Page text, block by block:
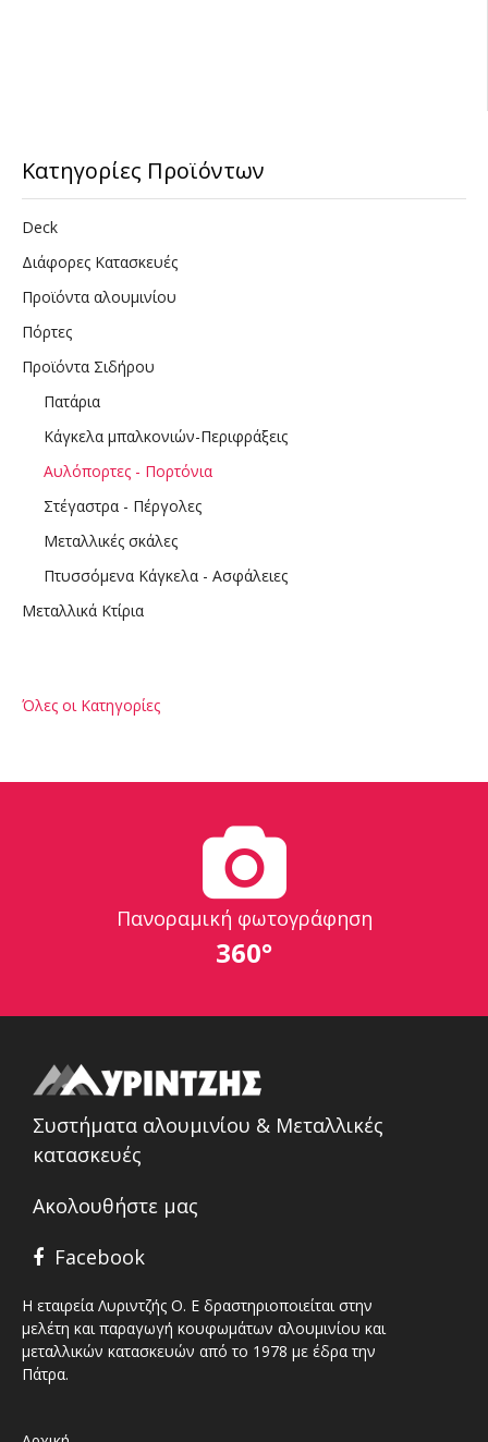
Κατηγορίες Προϊόντων
Deck
Διάφορες Κατασκευές
Προϊόντα αλουμινίου
Πόρτες
Προϊόντα Σιδήρου
Πατάρια
Κάγκελα μπαλκονιών-Περιφράξεις
Αυλόπορτες - Πορτόνια
Στέγαστρα - Πέργολες
Μεταλλικές σκάλες
Πτυσσόμενα Κάγκελα - Ασφάλειες
Μεταλλικά Κτίρια
Όλες οι Κατηγορίες
Πανοραμική φωτογράφηση
360°
Συστήματα αλουμινίου & Μεταλλικές
κατασκευές
Ακολουθήστε μας
Facebook
Η εταιρεία Λυριντζής Ο. Ε δραστηριοποιείται στην
μελέτη και παραγωγή κουφωμάτων αλουμινίου και
μεταλλικών κατασκευών από το 1978 με έδρα την
Πάτρα.